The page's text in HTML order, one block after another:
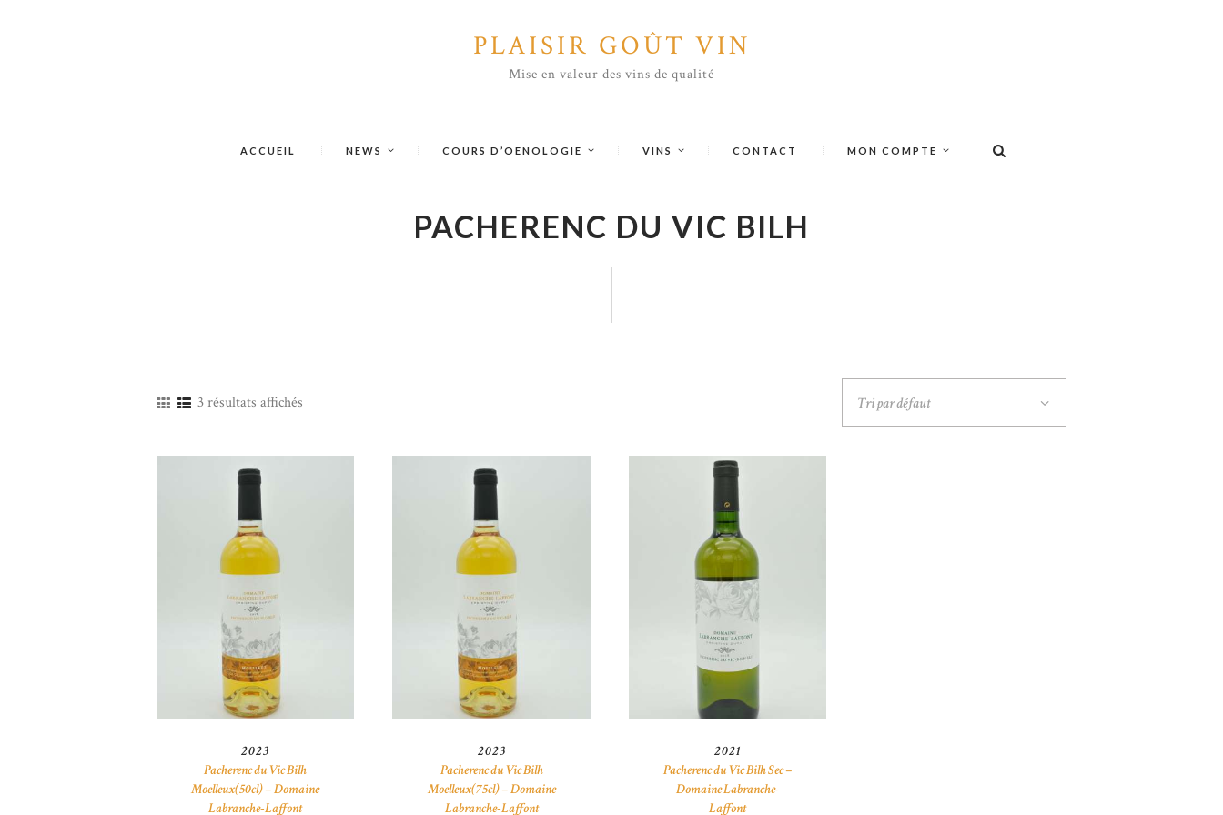
PLAISIR GOÛT VIN
Mise en valeur des vins de qualité
ACCUEIL NEWS COURS D’OENOLOGIE VINS CONTACT MON COMPTE
PACHERENC DU VIC BILH
3 résultats affichés
2023
Pacherenc du Vic Bilh
Moelleux(50cl) – Domaine
Labranche-Laffont
2023
Pacherenc du Vic Bilh
Moelleux(75cl) – Domaine
Labranche-Laffont
2021
Pacherenc du Vic Bilh Sec –
Domaine Labranche-
Laffont